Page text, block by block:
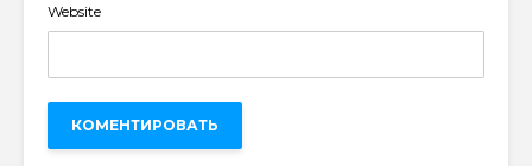
Website